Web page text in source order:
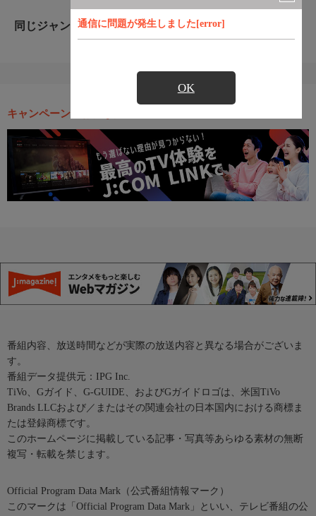
通信に問題が発生しました[error]
OK
同じジャンルのおすすめ番組
キャンペーン・お得な情報
番組内容、放送時間などが実際の放送内容と異なる場合がございま
す。
番組データ提供元：IPG Inc.
TiVo、Gガイド、G-GUIDE、およびGガイドロゴは、米国TiVo
Brands LLCおよび／またはその関連会社の日本国内における商標ま
たは登録商標です。
このホームページに掲載している記事・写真等あらゆる素材の無断
複写・転載を禁じます。
Official Program Data Mark（公式番組情報マーク）
このマークは「Official Program Data Mark」といい、テレビ番組の公